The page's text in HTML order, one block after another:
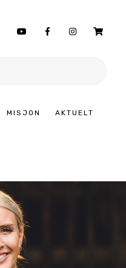
MISJON AKTUELT